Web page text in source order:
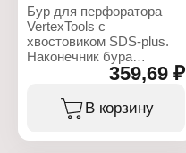
Материал: сталь
Бур для перфоратора
VertexTools с
хвостовиком SDS-plus.
Наконечник бура
сформирован одной
победитовой пластиной
и имеет две режущих
359,69 ₽
В корзину